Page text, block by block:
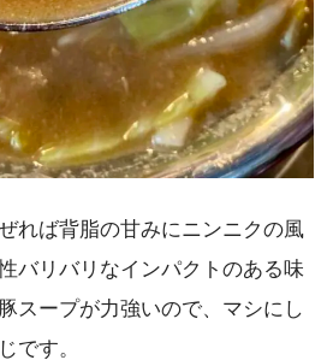
れば背脂の甘みにニンニクの風
バリバリなインパクトのある味
スープが力強いので、マシにし
です。